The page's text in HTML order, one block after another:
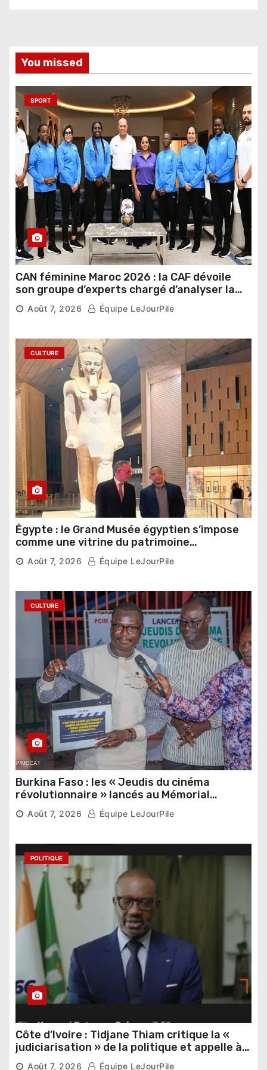
You missed
SPORT
CAN féminine Maroc 2026 : la CAF dévoile
son groupe d’experts chargé d’analyser la
compétition
Août 7, 2026 Équipe LeJourPile
CULTURE
Égypte : le Grand Musée égyptien s’impose
comme une vitrine du patrimoine
pharaonique auprès des dirigeants
étrangers
Août 7, 2026 Équipe LeJourPile
CULTURE
Burkina Faso : les « Jeudis du cinéma
révolutionnaire » lancés au Mémorial
Thomas Sankara
Août 7, 2026 Équipe LeJourPile
POLITIQUE
Côte d’Ivoire : Tidjane Thiam critique la «
judiciarisation » de la politique et appelle à
poursuivre l’apaisement
Août 7, 2026 Équipe LeJourPile